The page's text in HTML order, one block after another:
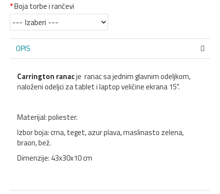
Boja torbe i rančevi
OPIS
Carrington ranacje ranac sa jednim glavnim odeljkom,
naloženi odeljci za tablet i laptop veličine ekrana 15".
Materijal: poliester.
Izbor boja: crna, teget, azur plava, maslinasto zelena,
braon, bež.
Dimenzije: 43x30x10 cm